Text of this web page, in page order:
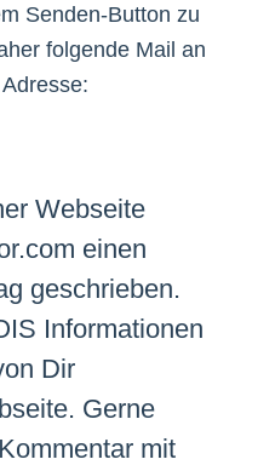
Senden-Button zu
folgende Mail an
Webseite
einen
geschrieben.
Informationen
Dir
Gerne
mit